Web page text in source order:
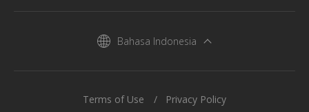
Bahasa Indonesia
Terms of Use Privacy Policy